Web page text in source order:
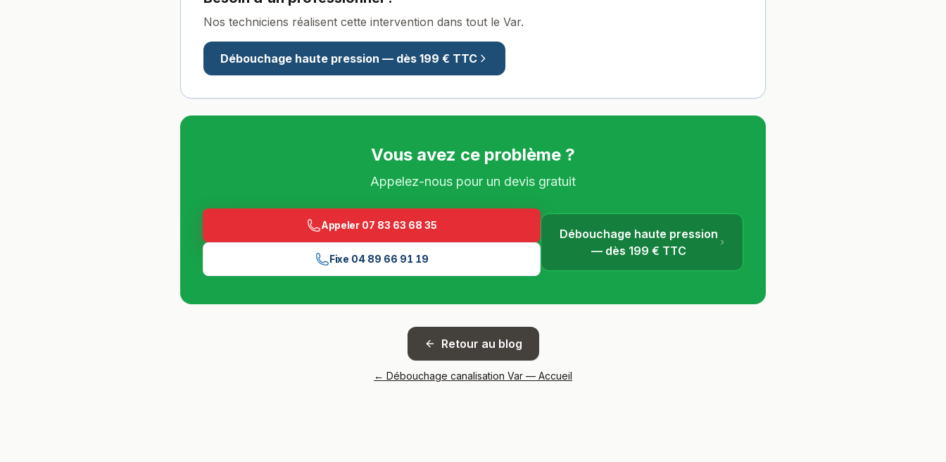
Nos techniciens réalisent cette intervention dans tout le Var.
Débouchage haute pression — dès 199 € TTC
Vous avez ce problème ?
Appelez-nous pour un devis gratuit
Appeler 07 83 63 68 35
Fixe 04 89 66 91 19
Débouchage haute pression
— dès 199 € TTC
Retour au blog
← Débouchage canalisation Var — Accueil